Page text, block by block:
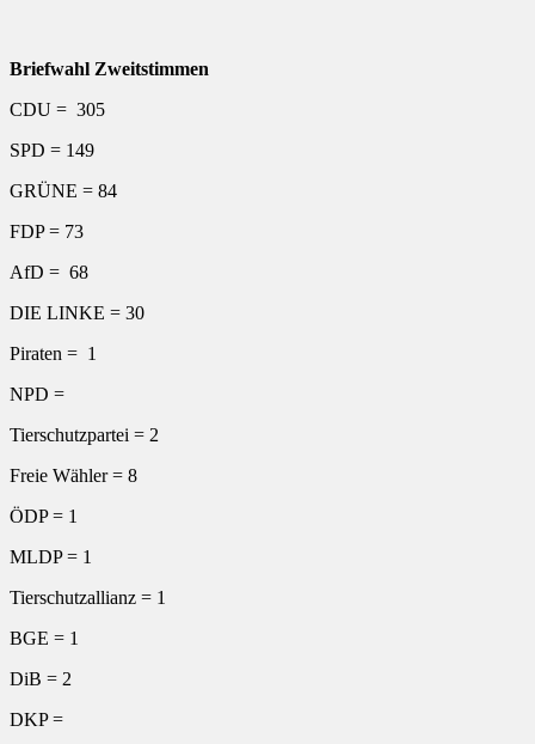
Briefwahl Zweitstimmen
CDU = 305
SPD = 149
GRÜNE = 84
FDP = 73
AfD = 68
DIE LINKE = 30
Piraten = 1
NPD =
Tierschutzpartei = 2
Freie Wähler = 8
ÖDP = 1
MLDP = 1
Tierschutzallianz = 1
BGE = 1
DiB = 2
DKP =